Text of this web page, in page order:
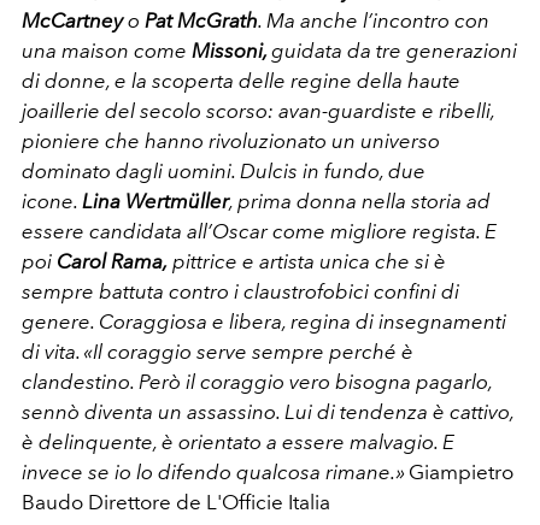
McCartneyo Pat McGrath. Ma anche l’incontro con
una maison come Missoni,guidata da tre generazioni
di donne, e la scoperta delle regine della haute
joaillerie del secolo scorso: avan-guardiste e ribelli,
pioniere che hanno rivoluzionato un universo
dominato dagli uomini. Dulcis in fundo, due
icone. Lina Wertmüller, prima donna nella storia ad
essere candidata all’Oscar come migliore regista. E
poi Carol Rama, pittrice e artista unica che si è
sempre battuta contro i claustrofobici confini di
genere. Coraggiosa e libera, regina di insegnamenti
di vita. «Il coraggio serve sempre perché è
clandestino. Però il coraggio vero bisogna pagarlo,
sennò diventa un assassino. Lui di tendenza è cattivo,
è delinquente, è orientato a essere malvagio. E
invece se io lo difendo qualcosa rimane.» Giampietro
Baudo Direttore de L'Officie Italia